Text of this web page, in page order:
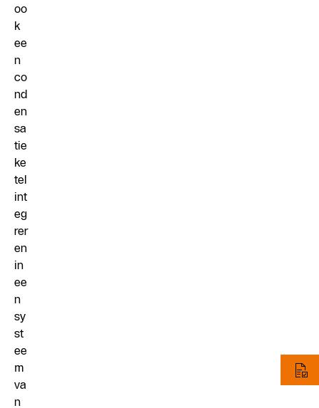
oo
k
ee
n
co
nd
en
sa
tie
ke
tel
int
eg
rer
en
in
ee
n
sy
st
ee
m
va
n